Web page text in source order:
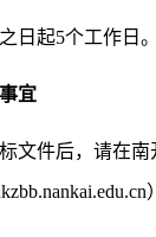
日起5个工作日。
宜
文件后，请在